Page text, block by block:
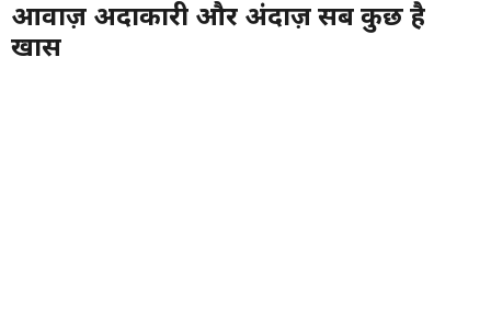
आवाज़ अदाकारी और अंदाज़ सब कुछ है
खास